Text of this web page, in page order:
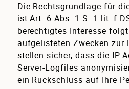
Die Rechtsgrundlage für
ist Art. 6 Abs. 1 S. 1 lit. f
berechtigtes Interesse
aufgelisteten Zwecken zur
stellen sicher, dass die IP-
Server-Logfiles
ein Rückschluss auf Ihre